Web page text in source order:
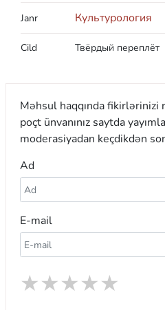
Janr Культурология
Cild Твёрдый переплёт
Məhsul haqqında fikirlərinizi
poçt ünvanınız saytda
moderasiyadan keçdikdən
Ad
E-mail
★
★
★
★
★